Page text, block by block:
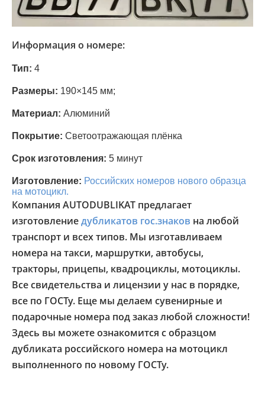
Информация о номере:
Тип: 4
Размеры: 190×145 мм;
Материал: Алюминий
Покрытие: Светоотражающая плёнка
Срок изготовления: 5 минут
Изготовление: Российских номеров нового образца
на мотоцикл.
Компания AUTODUBLIKAT предлагает
изготовлениедубликатов гос.знаков на любой
транспорт и всех типов. Мы изготавливаем
номера на такси, маршрутки, автобусы,
тракторы, прицепы, квадроциклы, мотоциклы.
Все свидетельства и лицензии у нас в порядке,
все по ГОСТу. Еще мы делаем сувенирные и
подарочные номера под заказ любой сложности!
Здесь вы можете ознакомится с образцом
дубликата российского номера на мотоцикл
выполненного по новому ГОСТу.